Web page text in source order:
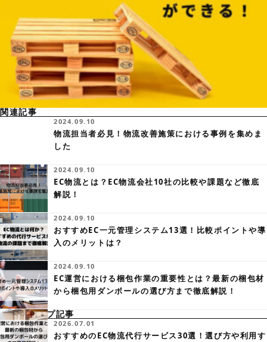
関連記事
2024.09.10
物流担当者必見！物流改善施策における事例を集めま
した
2024.09.10
EC物流とは？EC物流会社10社の比較や課題など徹底
解説！
2024.09.10
おすすめEC一元管理システム13選！比較ポイントや導
入のメリットは？
2024.09.10
EC運営における梱包作業の重要性とは？最新の梱包材
から梱包用ダンボールの選び方まで徹底解説！
ピックアップ記事
2026.07.01
おすすめのEC物流代行サービス30選！選び方や利用す